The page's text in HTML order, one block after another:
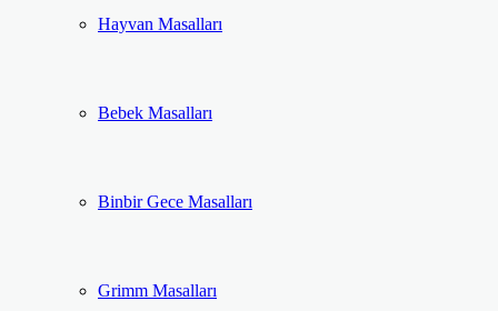
Hayvan Masalları
Bebek Masalları
Binbir Gece Masalları
Grimm Masalları